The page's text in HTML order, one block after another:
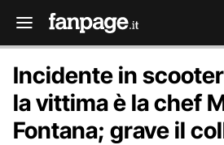
Incidente in
la vittima è la chef
Fontana; grave il